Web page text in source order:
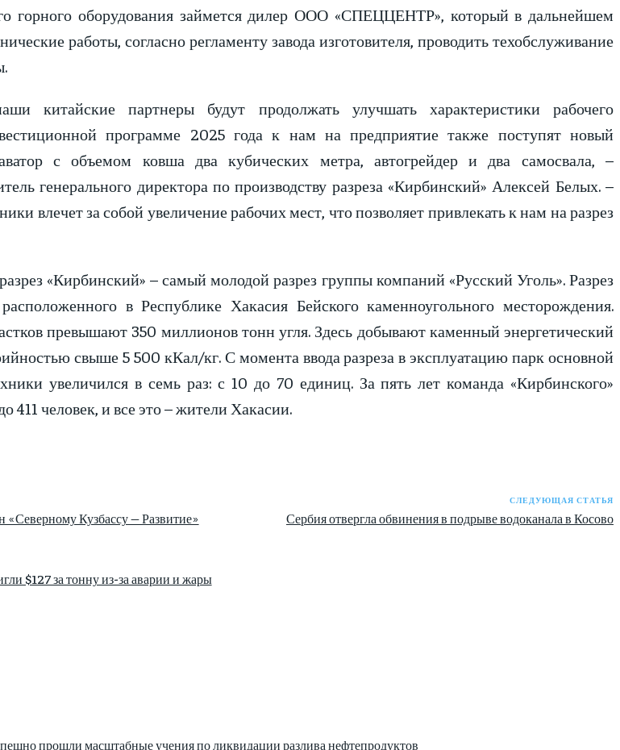
горного оборудования займется дилер ООО «СПЕЦЦЕНТР», который в дальнейшем
работы, согласно регламенту завода изготовителя, проводить техобслуживание
китайские партнеры будут продолжать улучшать характеристики рабочего
программе 2025 года к нам на предприятие также поступят новый
с объемом ковша два кубических метра, автогрейдер и два самосвала, –
генерального директора по производству разреза «Кирбинский» Алексей Белых. –
влечет за собой увеличение рабочих мест, что позволяет привлекать к нам на разрез
«Кирбинский» – самый молодой разрез группы компаний «Русский Уголь». Разрез
в Республике Хакасия Бейского каменноугольного месторождения.
превышают 350 миллионов тонн угля. Здесь добывают каменный энергетический
свыше 5 500 кКал/кг. С момента ввода разреза в эксплуатацию парк основной
увеличился в семь раз: с 10 до 70 единиц. За пять лет команда «Кирбинского»
411 человек, и все это – жители Хакасии.
«Северному Кузбассу — Развитие»
СЛЕДУЮЩАЯ СТАТЬЯ
Сербия отвергла обвинения в подрыве водоканала в Косово
$127 за тонну из-за аварии и жары
прошли масштабные учения по ликвидации разлива нефтепродуктов